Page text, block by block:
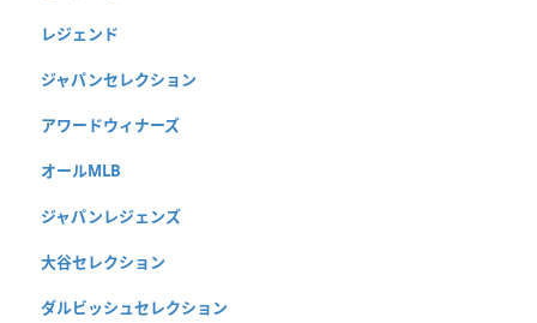
レジェンド
ジャパンセレクション
アワードウィナーズ
オールMLB
ジャパンレジェンズ
大谷セレクション
ダルビッシュセレクション